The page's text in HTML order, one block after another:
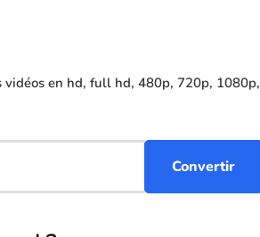
en hd, full hd, 480p, 720p, 1080p,